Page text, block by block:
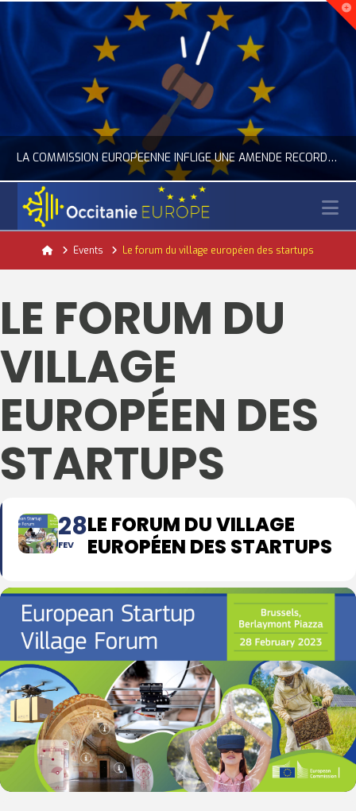
LA COMMISSION EUROPÉENNE INFLIGE UNE AMENDE RECORD À GOOGLE
ACTUALITÉ DE L'UNION EUROPÉENNE, ACTUALITÉ DE LA REPRÉSENTATION D’OCCITANIE EUROPE, NUMÉRIQUE- DIGITAL
JUILLET 24, 2026
HomeEvents Le forum du village européen des startups
LE FORUM DU
VILLAGE
EUROPÉEN DES
STARTUPS
28
FEV
LE FORUM DU VILLAGE
EUROPÉEN DES STARTUPS